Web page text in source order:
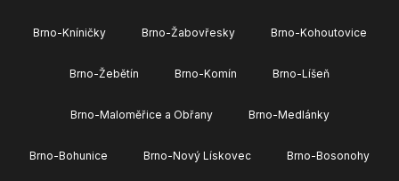
Brno-Kníničky Brno-Žabovřesky Brno-Kohoutovice
Brno-Žebětín Brno-Komín Brno-Líšeň
Brno-Maloměřice a Obřany Brno-Medlánky
Brno-Bohunice Brno-Nový Lískovec Brno-Bosonohy